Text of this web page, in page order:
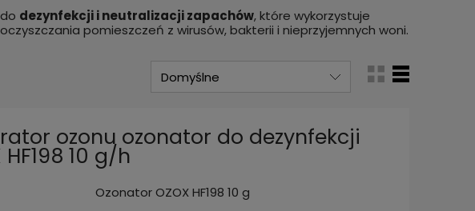
dezynfekcji i neutralizacji zapachów, które wykorzystuje
pomieszczeń z wirusów, bakterii i nieprzyjemnych woni.
ozonu ozonator do dezynfekcji
HF198 10 g/h
Ozonator OZOX HF198 10 g